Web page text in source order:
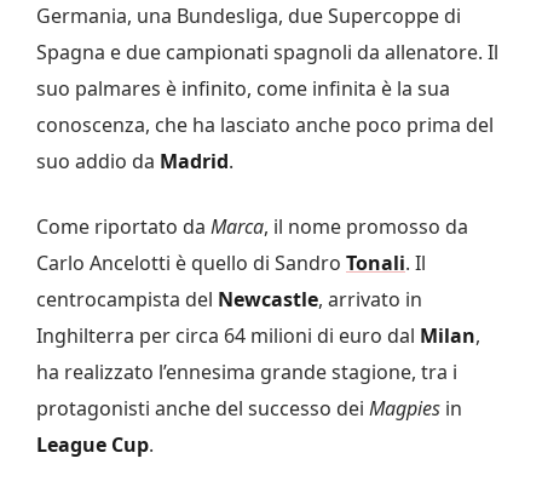
Germania, una Bundesliga, due Supercoppe di
Spagna e due campionati spagnoli da allenatore. Il
suo palmares è infinito, come infinita è la sua
conoscenza, che ha lasciato anche poco prima del
suo addio da Madrid.
Come riportato da Marca, il nome promosso da
Carlo Ancelotti è quello di Sandro Tonali. Il
centrocampista del Newcastle, arrivato in
Inghilterra per circa 64 milioni di euro dal Milan,
ha realizzato l’ennesima grande stagione, tra i
protagonisti anche del successo dei Magpies in
League Cup.